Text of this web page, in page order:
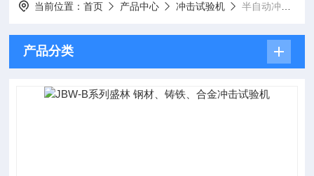
当前位置：首页 产品中心 冲击试验机 半自动冲击试验机
产品分类